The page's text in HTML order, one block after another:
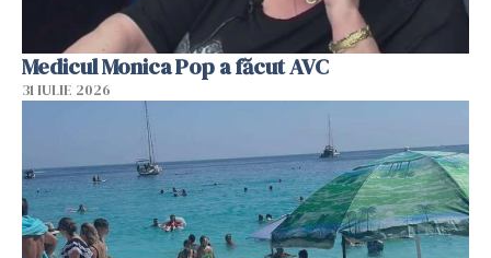
Medicul Monica Pop a făcut AVC
31 IULIE 2026